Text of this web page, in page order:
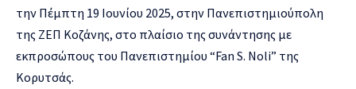
την Πέμπτη 19 Ιουνίου 2025, στην Πανεπιστημιούπολη
της ΖΕΠ Κοζάνης, στο πλαίσιο της συνάντησης με
εκπροσώπους του Πανεπιστημίου “Fan S. Noli” της
Κορυτσάς.